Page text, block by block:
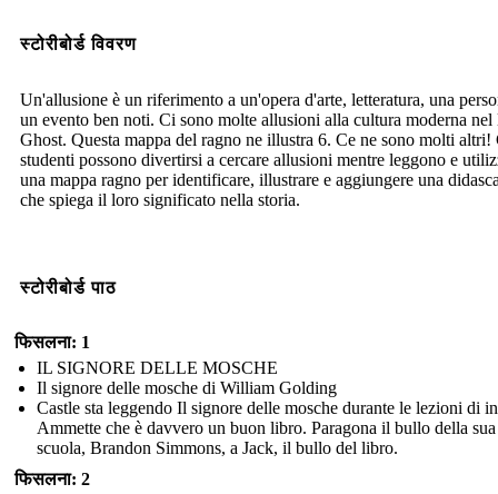
स्टोरीबोर्ड विवरण
Un'allusione è un riferimento a un'opera d'arte, letteratura, una
un evento ben noti. Ci sono molte allusioni alla cultura moderna
Ghost. Questa mappa del ragno ne illustra 6. Ce ne sono molti altri!
studenti possono divertirsi a cercare allusioni mentre leggono e
una mappa ragno per identificare, illustrare e aggiungere una
che spiega il loro significato nella storia.
स्टोरीबोर्ड पाठ
फिसलना: 1
IL SIGNORE DELLE MOSCHE
Il signore delle mosche di William Golding
Castle sta leggendo Il signore delle mosche durante le lezioni di
Ammette che è davvero un buon libro. Paragona il bullo della sua
scuola, Brandon Simmons, a Jack, il bullo del libro.
फिसलना: 2